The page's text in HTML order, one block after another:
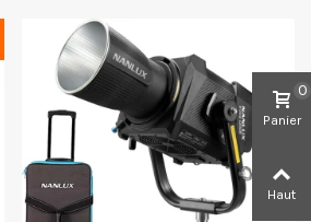
Panier
0
Haut